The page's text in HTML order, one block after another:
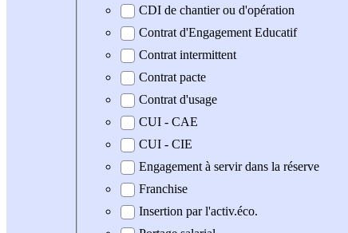
CDI de chantier ou d'opération
Contrat d'Engagement Educatif
Contrat intermittent
Contrat pacte
Contrat d'usage
CUI - CAE
CUI - CIE
Engagement à servir dans la réserve
Franchise
Insertion par l'activ.éco.